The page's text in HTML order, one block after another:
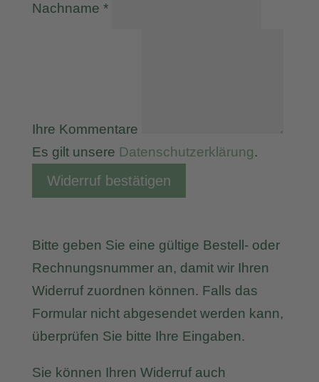
Nachname *
Ihre Kommentare
Es gilt unsere Datenschutzerklärung.
Widerruf bestätigen
Bitte geben Sie eine gültige Bestell- oder
Rechnungsnummer an, damit wir Ihren
Widerruf zuordnen können. Falls das
Formular nicht abgesendet werden kann,
überprüfen Sie bitte Ihre Eingaben.
Sie können Ihren Widerruf auch